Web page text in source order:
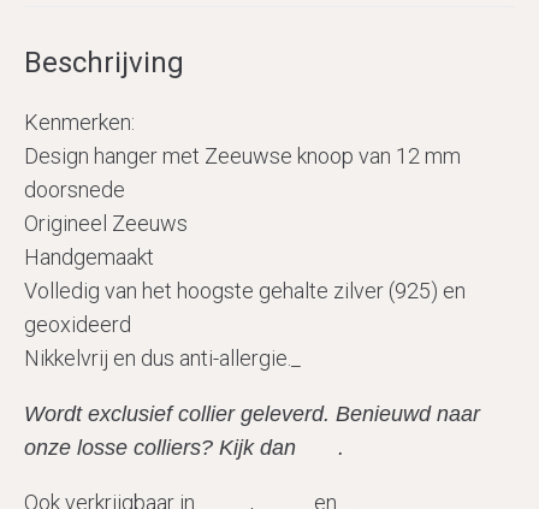
Beschrijving
Kenmerken:
Design hanger met Zeeuwse knoop van 12 mm
doorsnede
Origineel Zeeuws
Handgemaakt
Volledig van het hoogste gehalte zilver (925) en
geoxideerd
Nikkelvrij en dus anti-allergie._
Wordt exclusief collier geleverd. Benieuwd naar
onze losse colliers? Kijk dan
.
Ook verkrijgbaar in , en